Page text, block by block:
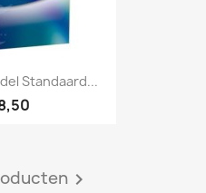
Standaard...
